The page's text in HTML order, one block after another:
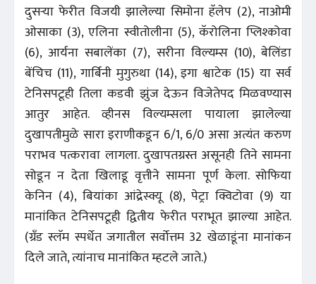
दुसऱ्या फेरीत विजयी झालेल्या सिमोना हॅलेप (2), नाओमी
ओसाका (3), एलिना स्वीतोलीना (5), कॅरोलिना प्लिश्कोवा
(6), आर्यना सबालेंका (7), सरीना विल्यम्स (10), बेलिंडा
बेंचिच (11), गार्बिनी मुगुरुथा (14), इगा श्वाटेक (15) या सर्व
टेनिसपटूही तिला कडवी झुंज देऊन विजेतेपद मिळवण्यास
आतुर आहेत. व्हीनस विल्यम्सला पायाला झालेल्या
दुखापतीमुळे सारा इराणीकडून 6/1, 6/0 असा अत्यंत करुण
पराभव पत्करावा लागला. दुखापतग्रस्त असूनही तिने सामना
सोडून न देता खिलाडू वृत्तीने सामना पूर्ण केला. सोफिया
केनिन (4), बियांका आंद्रेस्क्यू (8), पेट्रा क्विटोवा (9) या
मानांकित टेनिसपटूही द्वितीय फेरीत पराभूत झाल्या आहेत.
(ग्रँड स्लॅम स्पर्धेत जगातील सर्वोत्तम 32 खेळाडूंना मानांकन
दिले जाते, त्यांनाच मानांकित म्हटले जाते.)